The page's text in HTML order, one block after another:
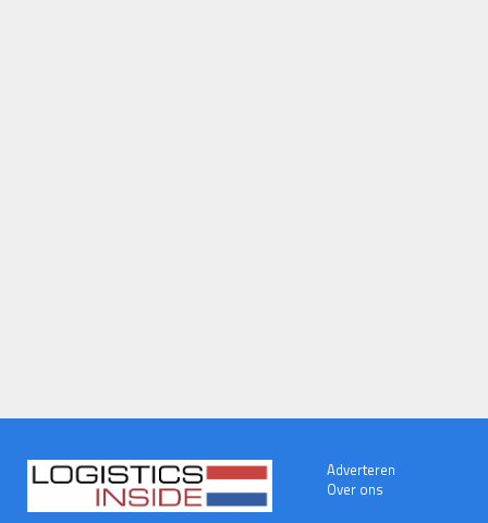
Adverteren
Over ons